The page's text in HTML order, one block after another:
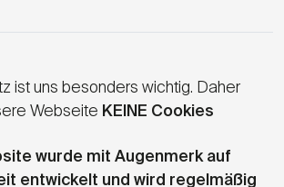
ist uns besonders wichtig. Daher
Webseite KEINE Cookies
wurde mit Augenmerk auf
entwickelt und wird regelmäßig